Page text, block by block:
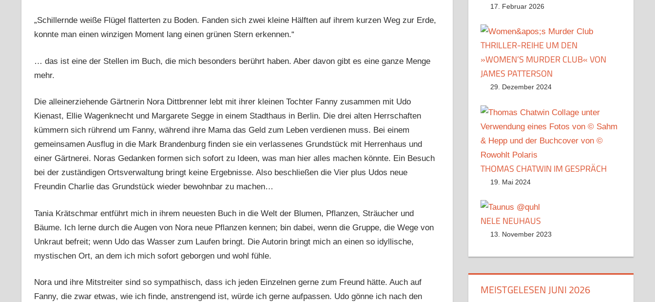
„Schillernde weiße Flügel flatterten zu Boden. Fanden sich zwei kleine Hälften auf ihrem kurzen Weg zur Erde,
konnte man einen winzigen Moment lang einen grünen Stern erkennen.“
… das ist eine der Stellen im Buch, die mich besonders berührt haben. Aber davon gibt es eine ganze Menge
mehr.
Die alleinerziehende Gärtnerin Nora Dittbrenner lebt mit ihrer kleinen Tochter Fanny zusammen mit Udo
Kienast, Ellie Wagenknecht und Margarete Segge in einem Stadthaus in Berlin. Die drei alten Herrschaften
kümmern sich rührend um Fanny, während ihre Mama das Geld zum Leben verdienen muss. Bei einem
gemeinsamen Ausflug in die Mark Brandenburg finden sie ein verlassenes Grundstück mit Herrenhaus und
einer Gärtnerei. Noras Gedanken formen sich sofort zu Ideen, was man hier alles machen könnte. Ein Besuch
bei der zuständigen Ortsverwaltung bringt keine Ergebnisse. Also beschließen die Vier plus Udos neue
Freundin Charlie das Grundstück wieder bewohnbar zu machen…
Tania Krätschmar entführt mich in ihrem neuesten Buch in die Welt der Blumen, Pflanzen, Sträucher und
Bäume. Ich lerne durch die Augen von Nora neue Pflanzen kennen; bin dabei, wenn die Gruppe, die Wege von
Unkraut befreit; wenn Udo das Wasser zum Laufen bringt. Die Autorin bringt mich an einen so idyllische,
mystischen Ort, an dem ich mich sofort geborgen und wohl fühle.
Nora und ihre Mitstreiter sind so sympathisch, dass ich jeden Einzelnen gerne zum Freund hätte. Auch auf
Fanny, die zwar etwas, wie ich finde, anstrengend ist, würde ich gerne aufpassen. Udo gönne ich nach den
17. Februar 2026
THRILLER-REIHE UM DEN
»WOMEN’S MURDER CLUB« VON
JAMES PATTERSON
29. Dezember 2024
THOMAS CHATWIN IM GESPRÄCH
19. Mai 2024
NELE NEUHAUS
13. November 2023
MEISTGELESEN JUNI 2026